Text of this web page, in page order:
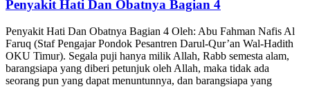
Penyakit Hati Dan Obatnya Bagian 4 Oleh: Abu Fahman Nafis Al
OKU Timur). Segala puji hanya milik Allah, Rabb semesta alam,
barangsiapa yang diberi petunjuk oleh Allah, maka tidak ada
seorang pun yang dapat menuntunnya, dan barangsiapa yang
disesatkan oleh Allah, maka tidak ada seorang pun yang dapat […]